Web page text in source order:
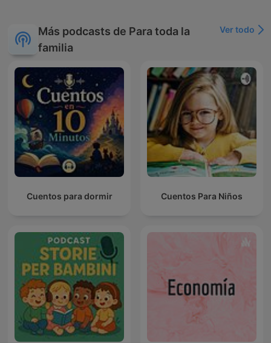
Más podcasts de Para toda la
familia
Ver todo
Cuentos para dormir Cuentos Para Niños